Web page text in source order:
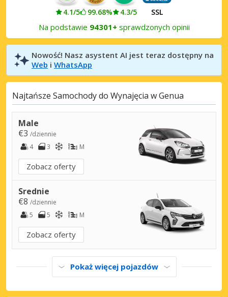
4.1/5 99.68% 4.3/5 SSL
Na podstawie 94301+ sprawdzonych opinii
Nowość! Nasz asystent AI jest teraz dostępny na
Web i WhatsApp
Najtańsze Samochody do Wynajęcia w Genua
Male
€3 /dziennie
4
3 M
Zobacz oferty
Srednie
€8 /dziennie
5
5 M
Zobacz oferty
Pokaż więcej pojazdów